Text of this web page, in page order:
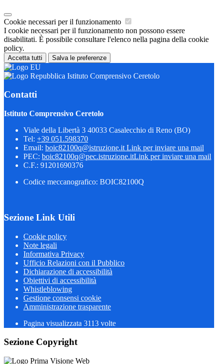
Cookie necessari per il funzionamento
I cookie necessari per il funzionamento non possono essere
disabilitati. È possibile consultare l'elenco nella pagina della cookie
policy.
Accetta tutti Salva le preferenze
Istituto Comprensivo Ceretolo
Contatti
Istituto Comprensivo Ceretolo
Viale della Libertà 3 40033 Casalecchio di Reno (BO)
Tel: +39 051.598370
Email: boic82100q@istruzione.it Link per inviare una mail
PEC: boic82100q@pec.istruzione.itLink per inviare una mail
C.F.: 91201690376
Codice meccanografico: BOIC82100Q
Sezione Link Utili
Cookie policy
Note legali
Informativa Privacy
Ufficio Relazioni con il Pubblico
Dichiarazione di accessibilità
Obiettivi di accessibilità
Whistleblowing
Gestione consensi cookie
Amministrazione trasparente
Pagina visualizzata 3113 volte
Sezione Copyright